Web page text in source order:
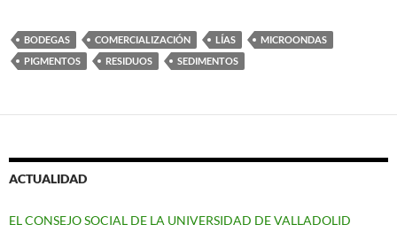
BODEGAS COMERCIALIZACIÓN LÍAS
MICROONDAS
PIGMENTOS
RESIDUOS SEDIMENTOS
ACTUALIDAD
EL CONSEJO SOCIAL DE LA UNIVERSIDAD DE VALLADOLID